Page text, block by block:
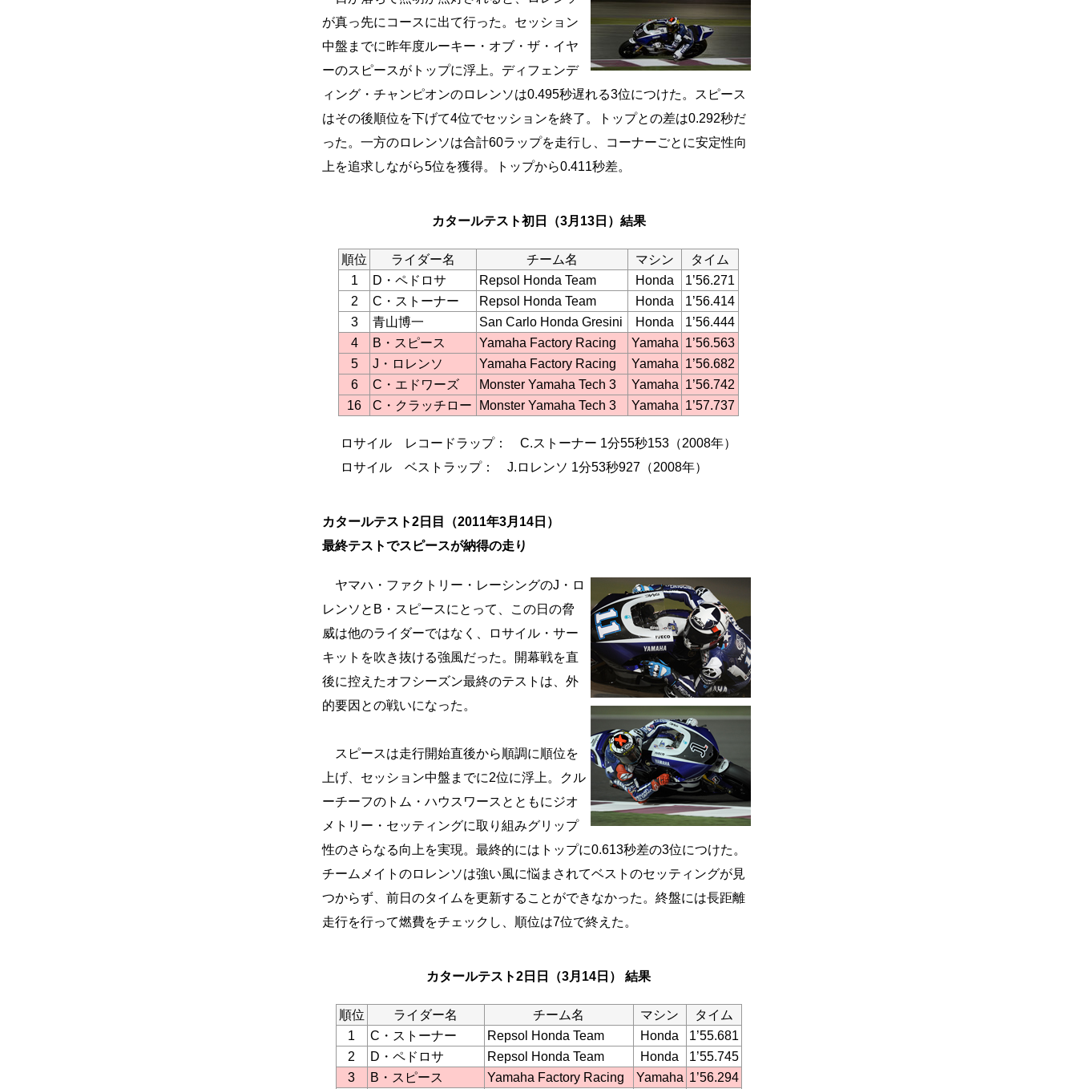
が真っ先にコースに出て行った。セッション
中盤までに昨年度ルーキー・オブ・ザ・イヤ
ーのスピースがトップに浮上。ディフェンデ
ィング・チャンピオンのロレンソは0.495秒遅れる3位につけた。スピース
はその後順位を下げて4位でセッションを終了。トップとの差は0.292秒だ
った。一方のロレンソは合計60ラップを走行し、コーナーごとに安定性向
上を追求しながら5位を獲得。トップから0.411秒差。
カタールテスト初日（3月13日）結果
順位 ライダー名 チーム名 マシン
タイム
1
D・ペドロサ Repsol Honda Team Honda
1’56.271
2
C・ストーナー Repsol Honda Team Honda
1’56.414
3
青山博一 San Carlo Honda Gresini Honda
1’56.444
4
B・スピース Yamaha Factory Racing Yamaha 1’56.563
5
J・ロレンソ Yamaha Factory Racing Yamaha 1’56.682
6
C・エドワーズ Monster Yamaha Tech 3 Yamaha 1’56.742
16
C・クラッチロー Monster Yamaha Tech 3 Yamaha 1’57.737
ロサイル レコードラップ： C.ストーナー 1分55秒153（2008年）
ロサイル ベストラップ： J.ロレンソ 1分53秒927（2008年）
カタールテスト2日目（2011年3月14日）
最終テストでスピースが納得の走り
ヤマハ・ファクトリー・レーシングのJ・ロ
レンソとB・スピースにとって、この日の脅
威は他のライダーではなく、ロサイル・サー
キットを吹き抜ける強風だった。開幕戦を直
後に控えたオフシーズン最終のテストは、外
的要因との戦いになった。
スピースは走行開始直後から順調に順位を
上げ、セッション中盤までに2位に浮上。クル
ーチーフのトム・ハウスワースとともにジオ
メトリー・セッティングに取り組みグリップ
性のさらなる向上を実現。最終的にはトップに0.613秒差の3位につけた。
チームメイトのロレンソは強い風に悩まされてベストのセッティングが見
つからず、前日のタイムを更新することができなかった。終盤には長距離
走行を行って燃費をチェックし、順位は7位で終えた。
カタールテスト2日日（3月14日） 結果
順位 ライダー名 チーム名 マシン
タイム
1
C・ストーナー Repsol Honda Team Honda
1’55.681
2
D・ペドロサ Repsol Honda Team Honda
1’55.745
3
B・スピース Yamaha Factory Racing Yamaha 1’56.294